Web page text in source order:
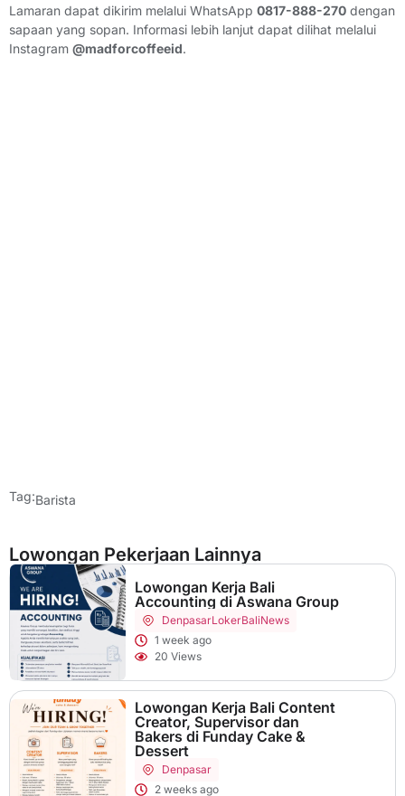
Lamaran dapat dikirim melalui WhatsApp 0817-888-270 dengan
sapaan yang sopan. Informasi lebih lanjut dapat dilihat melalui
Instagram @madforcoffeeid.
Tag:Barista
Lowongan Pekerjaan Lainnya
Lowongan Kerja Bali
Accounting di Aswana Group
DenpasarLokerBaliNews
1 week ago
20 Views
Lowongan Kerja Bali Content
Creator, Supervisor dan
Bakers di Funday Cake &
Dessert
Denpasar
2 weeks ago